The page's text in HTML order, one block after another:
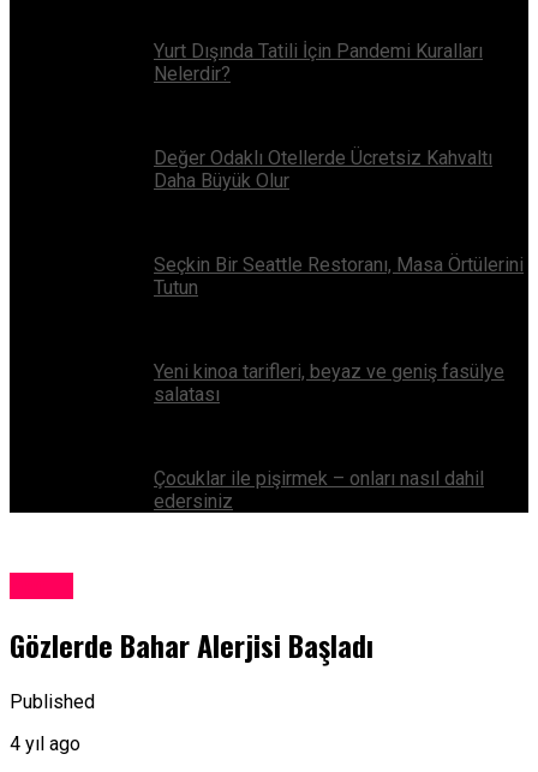
Yurt Dışında Tatili İçin Pandemi Kuralları
Nelerdir?
Değer Odaklı Otellerde Ücretsiz Kahvaltı
Daha Büyük Olur
Seçkin Bir Seattle Restoranı, Masa Örtülerini
Tutun
Yeni kinoa tarifleri, beyaz ve geniş fasülye
salatası
Çocuklar ile pişirmek – onları nasıl dahil
edersiniz
Gözlerde Bahar Alerjisi Başladı
Published
4 yıl ago